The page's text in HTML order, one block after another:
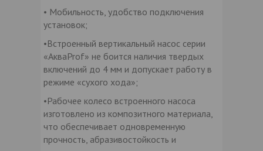
• Мобильность, удобство подключения
установок;
•Встроенный вертикальный насос серии
«АкваProf» не боится наличия твердых
включений до 4 мм и допускает работу в
режиме «сухого хода»;
•Рабочее колесо встроенного насоса
изготовлено из композитного материала,
что обеспечивает одновременную
прочность, абразивостойкость и